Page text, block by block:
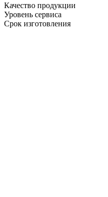
Качество продукции
Уровень сервиса
Срок изготовления